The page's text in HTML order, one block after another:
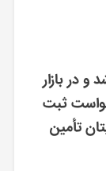
در بازار
ثبت
تأمین